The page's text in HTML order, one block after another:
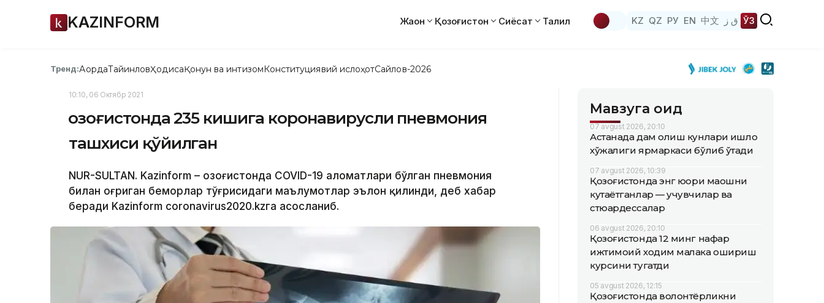
KAZINFORM Жаҳон Қозоғистон Сиёсат Таҳлил KZ QZ РУ EN 中文 ق ز ЎЗ
Тренд:АқордаТайинловҲодисаҚонун ва интизомКонституциявий ислоҳотСайлов-2026
10:10, 06 Октябр 2021
Қозоғистонда 235 кишига коронавирусли пневмония
ташхиси қўйилган
NUR-SULTAN. Kazinform – Қозоғистонда COVID-19 аломатлари бўлган пневмония
билан оғриган беморлар тўғрисидаги маълумотлар эълон қилинди, деб хабар
беради Kazinform coronavirus2020.kzга асосланиб.
Мавзуга оид
07 avgust 2026, 20:10
Астанада дам олиш кунлари қишлоқ
хўжалиги ярмаркаси бўлиб ўтади
07 avgust 2026, 10:39
Қозоғистонда энг юқори маошни
кутаётганлар — учувчилар ва
стюардессалар
06 avgust 2026, 20:10
Қозоғистонда 12 минг нафар
ижтимоий ходим малака ошириш
курсини тугатди
05 avgust 2026, 12:15
Қозоғистонда волонтёрликни